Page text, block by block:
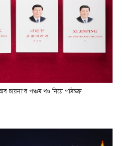
চায়না’র পঞ্চম খণ্ড নিয়ে পাঠচক্র